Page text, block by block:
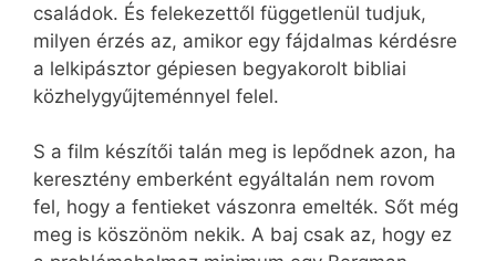
családok. És felekezettől függetlenül tudjuk,
milyen érzés az, amikor egy fájdalmas kérdésre
a lelkipásztor gépiesen begyakorolt bibliai
közhelygyűjteménnyel felel.
S a film készítői talán meg is lepődnek azon, ha
keresztény emberként egyáltalán nem rovom
fel, hogy a fentieket vászonra emelték. Sőt még
meg is köszönöm nekik. A baj csak az, hogy ez